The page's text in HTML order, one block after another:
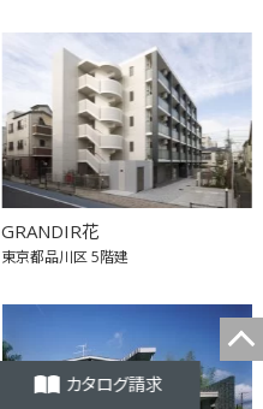
GRANDIR花
東京都品川区5階建
カタログ請求